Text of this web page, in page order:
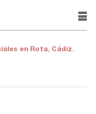
rows
en Rota, Cádiz.